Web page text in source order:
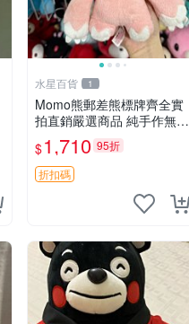
水星百貨 1
Momo熊郵差熊標牌齊全實
拍直銷嚴選商品 純手作無修
圖可收藏 郵差熊 Momo熊
標牌 商品
$1,710 95折
折扣碼